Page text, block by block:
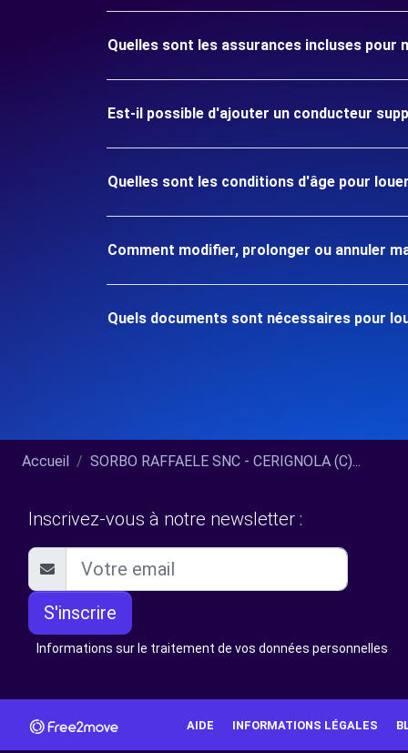
Quelles sont les assurances incluses pour
Est-il possible d'ajouter un conducteur
Quelles sont les conditions d'âge pour
Comment modifier, prolonger ou annuler
Quels documents sont nécessaires pour
Accueil SORBO RAFFAELE SNC - CERIGNOLA (C)...
Inscrivez-vous à notre newsletter :
S'inscrire
Informations sur le traitement de vos données personnelles
AIDE INFORMATIONS LÉGALES